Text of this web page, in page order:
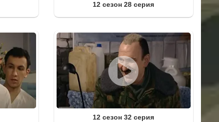
12 сезон 28 серия
12 сезон 32 серия